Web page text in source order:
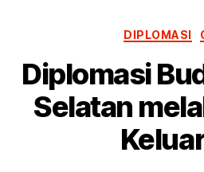
DIPLOMASI
Diplomasi
Selatan